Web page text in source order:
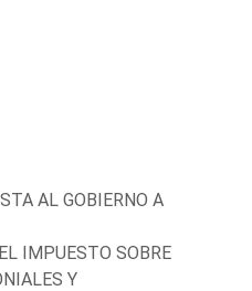
AL GOBIERNO A
IMPUESTO SOBRE
Y